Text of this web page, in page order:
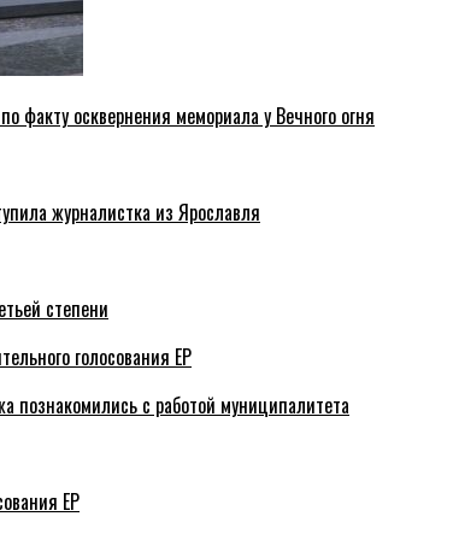
факту осквернения мемориала у Вечного огня
журналистка из Ярославля
степени
голосования ЕР
познакомились с работой муниципалитета
ЕР